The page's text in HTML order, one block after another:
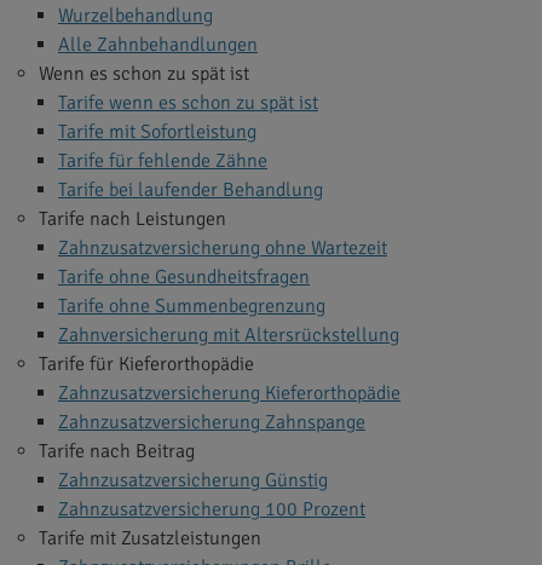
Wurzelbehandlung
Alle Zahnbehandlungen
Wenn es schon zu spät ist
Tarife wenn es schon zu spät ist
Tarife mit Sofortleistung
Tarife für fehlende Zähne
Tarife bei laufender Behandlung
Tarife nach Leistungen
Zahnzusatzversicherung ohne Wartezeit
Tarife ohne Gesundheitsfragen
Tarife ohne Summenbegrenzung
Zahnversicherung mit Altersrückstellung
Tarife für Kieferorthopädie
Zahnzusatzversicherung Kieferorthopädie
Zahnzusatzversicherung Zahnspange
Tarife nach Beitrag
Zahnzusatzversicherung Günstig
Zahnzusatzversicherung 100 Prozent
Tarife mit Zusatzleistungen